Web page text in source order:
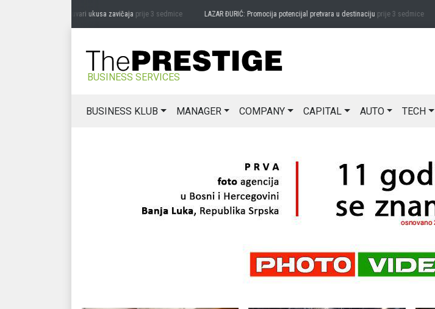
MIĆANOVIĆ: Čuvari ukusa zavičajaprije 3 sedmice LAZAR ĐURIĆ: Promocija potencijal pretvara u destinacijuprije 3 sedmice
BUSINESS SERVICES
BUSINESS KLUB MANAGER COMPANY CAPITAL AUTO TECH